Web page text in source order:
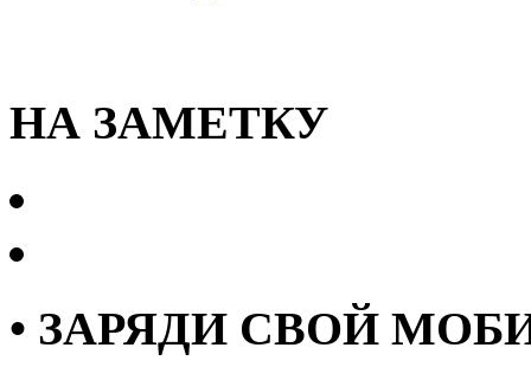
НА ЗАМЕТКУ
• ЗАРЯДИ СВОЙ